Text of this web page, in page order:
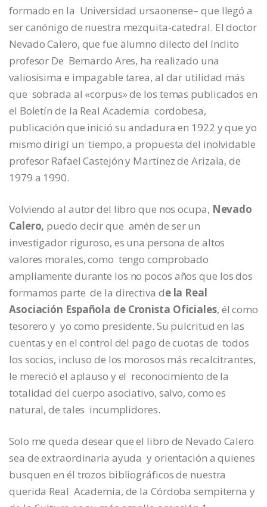
formado en la Universidad ursaonense– que llegó a
ser canónigo de nuestra mezquita-catedral. El doctor
Nevado Calero, que fue alumno dilecto del ínclito
profesor De Bernardo Ares, ha realizado una
valiosísima e impagable tarea, al dar utilidad más
que sobrada al «corpus» de los temas publicados en
el Boletín de la Real Academia cordobesa,
publicación que inició su andadura en 1922 y que yo
mismo dirigí un tiempo, a propuesta del inolvidable
profesor Rafael Castejón y Martínez de Arizala, de
1979 a 1990.
Volviendo al autor del libro que nos ocupa, Nevado
Calero, puedo decir que amén de ser un
investigador riguroso, es una persona de altos
valores morales, como tengo comprobado
ampliamente durante los no pocos años que los dos
formamos parte de la directiva de la Real
Asociación Española de Cronista Oficiales, él como
tesorero y yo como presidente. Su pulcritud en las
cuentas y en el control del pago de cuotas de todos
los socios, incluso de los morosos más recalcitrantes,
le mereció el aplauso y el reconocimiento de la
totalidad del cuerpo asociativo, salvo, como es
natural, de tales incumplidores.
Solo me queda desear que el libro de Nevado Calero
sea de extraordinaria ayuda y orientación a quienes
busquen en él trozos bibliográficos de nuestra
querida Real Academia, de la Córdoba sempiterna y